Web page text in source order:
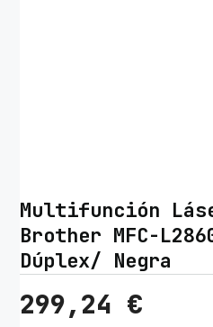
Multifunción
Brother MFC-
Dúplex/ Negra
299,24 €